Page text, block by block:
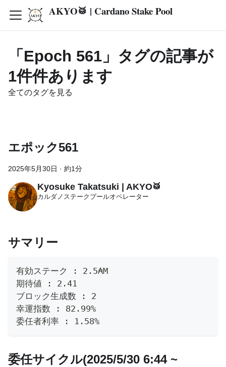
AKYO🥁 | Cardano Stake Pool
「Epoch 561」タグの記事が
1件件あります
全てのタグを見る
エポック561
2025年5月30日 · 約1分
Kyosuke Takatsuki | AKYO🥁
カルダノステークプールオペレーター
サマリー
有効ステーク : 2.5₳M
期待値 : 2.41
ブロック生成数 : 2
幸運指数 : 82.99%
委任者利率 : 1.58%
委任サイクル(2025/5/30 6:44 ~